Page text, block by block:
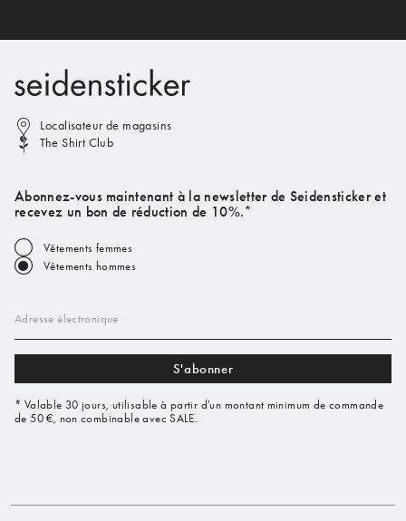
Localisateur de magasins
The Shirt Club
Abonnez-vous maintenant à la newsletter de Seidensticker et
recevez un bon de réduction de 10%.*
Vêtements femmes
Vêtements hommes
Adresse électronique
S'abonner
* Valable 30 jours, utilisable à partir d'un montant minimum de commande
de 50 €, non combinable avec SALE.